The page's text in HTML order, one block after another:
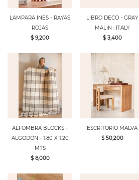
LAMPARA INES - RAYAS
ROJAS
$ 9,200
LIBRO DECO - GRAY
MALIN : ITALY
$ 3,400
ALFOMBRA BLOCKS -
ALGODON - 1.80 X 1.20
MTS
$ 8,000
ESCRITORIO MALVA
$ 50,200